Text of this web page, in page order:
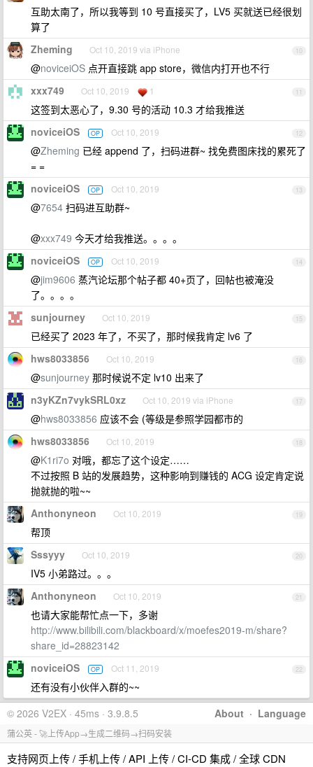
互助太南了，所以我等到 10 号直接买了，LV5 买就送已经很划
算了
10
Zheming Oct 10, 2019 via iPhone
@noviceiOS 点开直接跳 app store，微信内打开也不行
11
xxx749 Oct 10, 2019 1
这签到太恶心了，9.30 号的活动 10.3 才给我推送
12
noviceiOS OP Oct 10, 2019
@Zheming 已经 append 了，扫码进群~ 找免费图床找的累死了
= =
13
noviceiOS OP Oct 10, 2019
@7654 扫码进互助群~
@xxx749 今天才给我推送。。。。
14
noviceiOS OP Oct 10, 2019
@jim9606 蒸汽论坛那个帖子都 40+页了，回帖也被淹没
了。。。。
15
sunjourney Oct 10, 2019
已经买了 2023 年了，不买了，那时候我肯定 lv6 了
16
hws8033856 Oct 10, 2019
@sunjourney 那时候说不定 lv10 出来了
17
n3yKZn7vykSRL0xz Oct 10, 2019 via iPhone
@hws8033856 应该不会 (等级是参照学园都市的
18
hws8033856 Oct 10, 2019
@K1ri7o 对哦，都忘了这个设定……
不过按照 B 站的发展趋势，这种影响到赚钱的 ACG 设定肯定说
抛就抛的啦~~
19
Anthonyneon Oct 10, 2019
帮顶
20
Sssyyy Oct 10, 2019
IV5 小弟路过。。。
21
Anthonyneon Oct 10, 2019
也请大家能帮忙点一下，多谢
http://www.bilibili.com/blackboard/x/moefes2019-m/share?
share_id=28823142
22
noviceiOS OP Oct 11, 2019
还有没有小伙伴入群的~~
About · Language
© 2026 V2EX · 45ms · 3.9.8.5
蒲公英 - 🚀上传App→生成二维码→扫码安装
支持网页上传 / 手机上传 / API 上传 / CI-CD 集成 / 全球 CDN